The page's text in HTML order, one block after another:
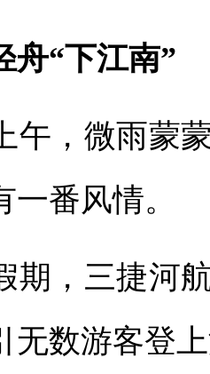
“下江南”
，微雨蒙蒙
番风情。
，三捷河航
无数游客登